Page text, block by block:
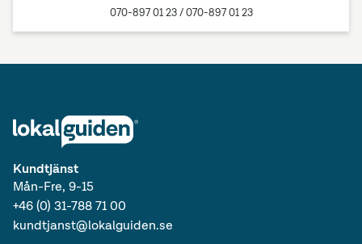
070-897 01 23/070-897 01 23
Kundtjänst
Mån-Fre, 9-15
+46 (0) 31-788 71 00
kundtjanst@lokalguiden.se